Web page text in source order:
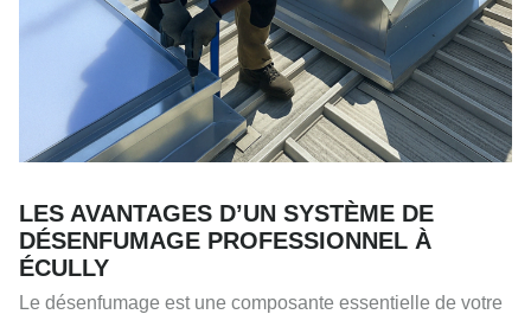
LES AVANTAGES D’UN SYSTÈME DE
DÉSENFUMAGE PROFESSIONNEL À
ÉCULLY
Le désenfumage est une composante essentielle de votre